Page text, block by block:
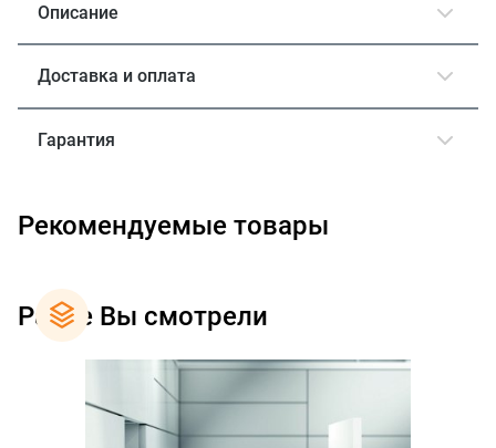
Описание
Доставка и оплата
Гарантия
Рекомендуемые товары
Ранее Вы смотрели